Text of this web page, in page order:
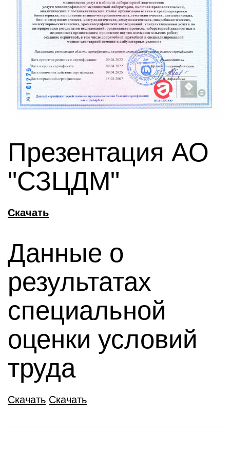
Презентация АО
"СЗЦДМ"
Скачать
Данные о
результатах
специальной
оценки условий
труда
Скачать Скачать